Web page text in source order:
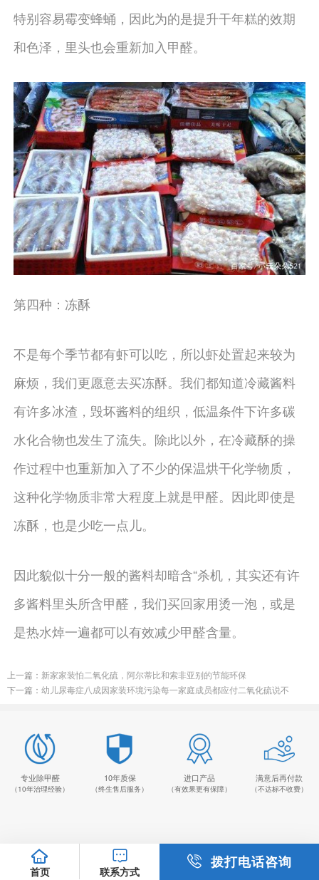
特别容易霉变蜂蛹，因此为的是提升干年糕的效期
和色泽，里头也会重新加入甲醛。
第四种：冻酥
不是每个季节都有虾可以吃，所以虾处置起来较为
麻烦，我们更愿意去买冻酥。我们都知道冷藏酱料
有许多冰渣，毁坏酱料的组织，低温条件下许多碳
水化合物也发生了流失。除此以外，在冷藏酥的操
作过程中也重新加入了不少的保温烘干化学物质，
这种化学物质非常大程度上就是甲醛。因此即使是
冻酥，也是少吃一点儿。
因此貌似十分一般的酱料却暗含“杀机，其实还有许
多酱料里头所含甲醛，我们买回家用烫一泡，或是
是热水焯一遍都可以有效减少甲醛含量。
上一篇： 新家家装怕二氧化硫，阿尔蒂比和索非亚别的节能环保
下一篇： 幼儿尿毒症八成因家装环境污染每一家庭成员都应付二氧化硫说不
专业除甲醛
（10年治理经验）
10年质保
（终生售后服务）
进口产品
（有效果更有保障）
满意后再付款
（不达标不收费）
首页 联系方式
拨打电话咨询